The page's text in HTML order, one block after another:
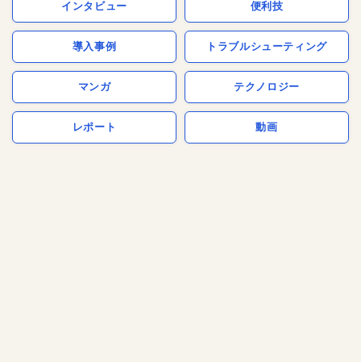
インタビュー 便利技
導入事例 トラブルシューティング
マンガ テクノロジー
レポート 動画